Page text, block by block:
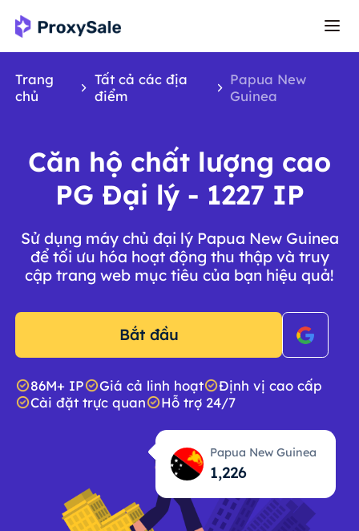
Trang
chủ
Tất cả các địa
điểm
Papua New
Guinea
Căn hộ chất lượng cao
PG Đại lý - 1227 IP
Sử dụng máy chủ đại lý Papua New Guinea
để tối ưu hóa hoạt động thu thập và truy
cập trang web mục tiêu của bạn hiệu quả!
Bắt đầu
86M+ IP Giá cả linh hoạt
Định vị cao cấp
Cài đặt trực quan
Hỗ trợ 24/7
Papua New Guinea
1,227